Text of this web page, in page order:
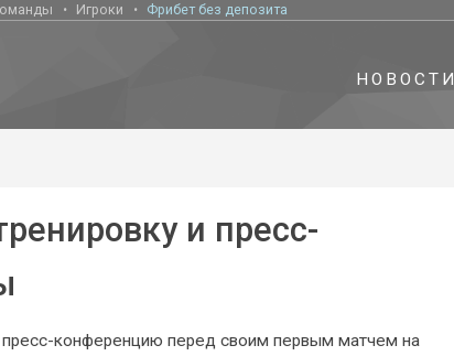
Игроки Фрибет без депозита
НОВОСТИ
и пресс-
пресс-конференцию перед своим первым матчем на